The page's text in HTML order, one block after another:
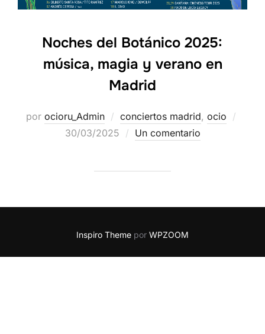
Noches del Botánico 2025:
música, magia y verano en
Madrid
por ocioru_Admin conciertos madrid, ocio
30/03/2025
Un comentario
Inspiro Theme por WPZOOM